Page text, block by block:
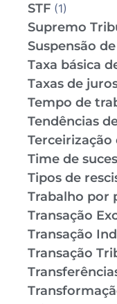
STF (1)
Supremo
Suspensão
Taxa básica
Taxas de
Tempo de
Tendências
Terceirização
Time de
Tipos de
Trabalho por
Transação
Transação
Transação